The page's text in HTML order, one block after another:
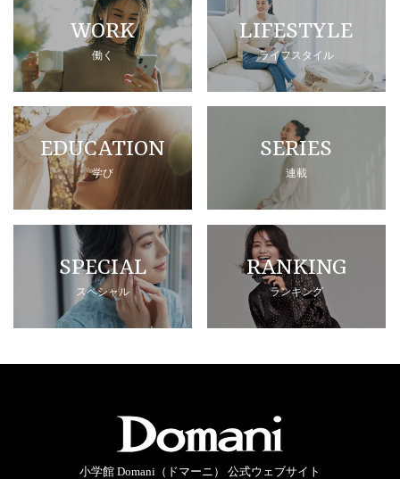
WORK
働く
LIFESTYLE
ライフスタイル
EDUCATION
学び
SERIES
連載
SPECIAL
スペシャル
RANKING
ランキング
小学館 Domani（ドマーニ） 公式ウェブサイト